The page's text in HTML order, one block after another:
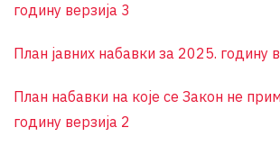
годину верзија 3
План јавних набавки за 2025. годину
План набавки на које се Закон не
годину верзија 2